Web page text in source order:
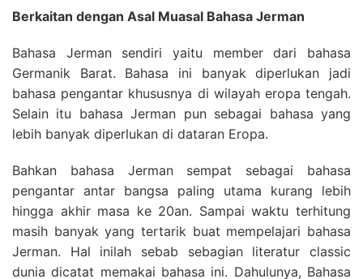
Berkaitan dengan Asal Muasal Bahasa Jerman
Bahasa Jerman sendiri yaitu member dari bahasa
Germanik Barat. Bahasa ini banyak diperlukan jadi
bahasa pengantar khususnya di wilayah eropa tengah.
Selain itu bahasa Jerman pun sebagai bahasa yang
lebih banyak diperlukan di dataran Eropa.
Bahkan bahasa Jerman sempat sebagai bahasa
pengantar antar bangsa paling utama kurang lebih
hingga akhir masa ke 20an. Sampai waktu terhitung
masih banyak yang tertarik buat mempelajari bahasa
Jerman. Hal inilah sebab sebagian literatur classic
dunia dicatat memakai bahasa ini. Dahulunya, Bahasa